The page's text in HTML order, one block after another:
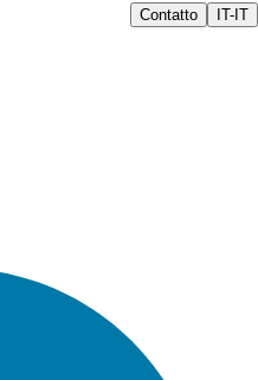
Contatto IT-IT